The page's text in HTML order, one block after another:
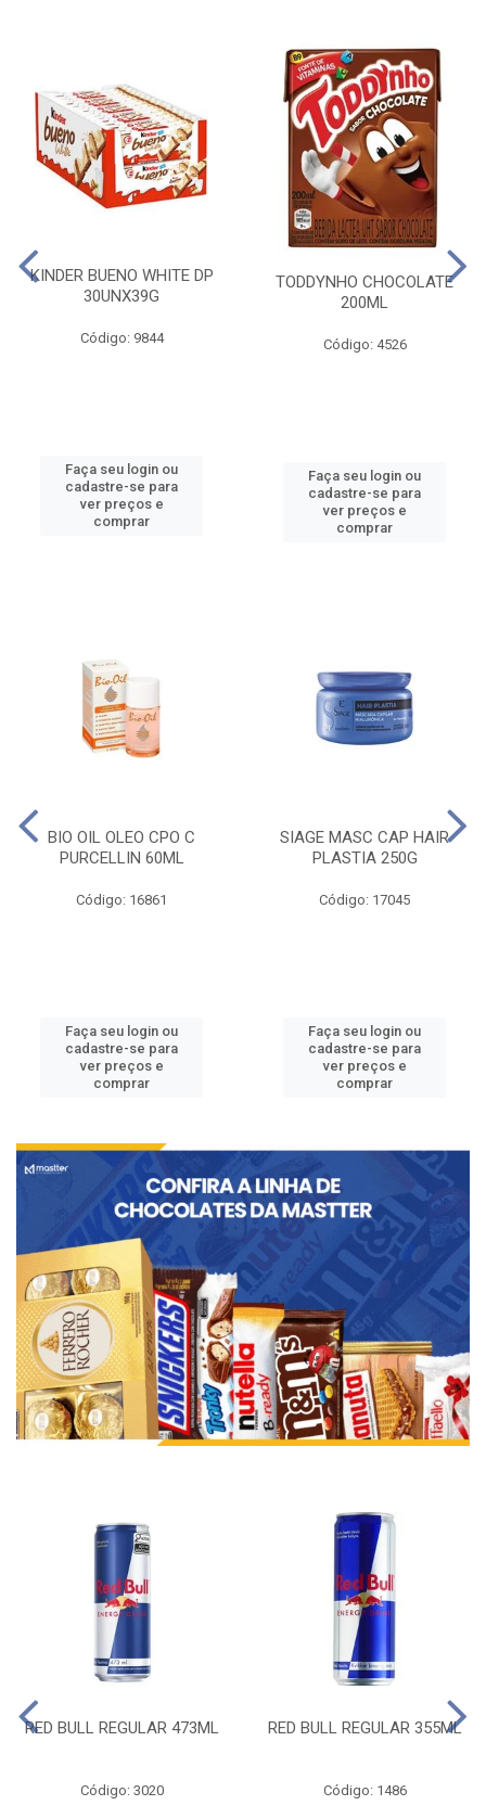
KINDER BUENO WHITE DP
30UNX39G
Código: 9844
Faça seu login ou
cadastre-se para
ver preços e
comprar
TODDYNHO CHOCOLATE
200ML
Código: 4526
Faça seu login ou
cadastre-se para
ver preços e
comprar
BIO OIL OLEO CPO C
PURCELLIN 60ML
Código: 16861
Faça seu login ou
cadastre-se para
ver preços e
comprar
SIAGE MASC CAP HAIR
PLASTIA 250G
Código: 17045
Faça seu login ou
cadastre-se para
ver preços e
comprar
RED BULL REGULAR 473ML
Código: 3020
RED BULL REGULAR 355ML
Código: 1486